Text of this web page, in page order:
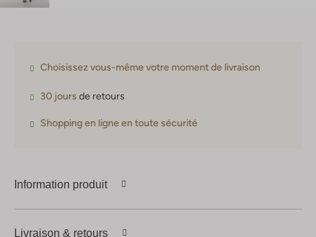
Choisissez vous-même votre moment de livraison
30 jours de retours
Shopping en ligne en toute sécurité
Information produit
Livraison & retours